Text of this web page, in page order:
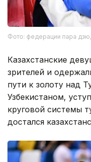
Фото: федерации пара
Казахстанские
зрителей и
пути к золоту над
Узбекистаном,
круговой системы
достался